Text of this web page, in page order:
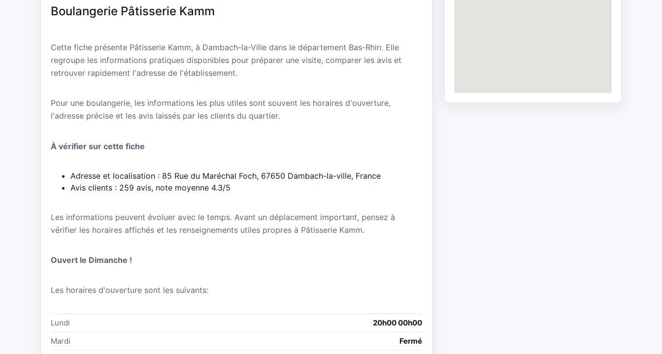
Boulangerie Pâtisserie Kamm
Cette fiche présente Pâtisserie Kamm, à Dambach-la-Ville dans le département Bas-Rhin. Elle
regroupe les informations pratiques disponibles pour préparer une visite, comparer les avis et
retrouver rapidement l'adresse de l'établissement.
Pour une boulangerie, les informations les plus utiles sont souvent les horaires d'ouverture,
l'adresse précise et les avis laissés par les clients du quartier.
À vérifier sur cette fiche
Adresse et localisation : 85 Rue du Maréchal Foch, 67650 Dambach-la-ville, France
Avis clients : 259 avis, note moyenne 4.3/5
Les informations peuvent évoluer avec le temps. Avant un déplacement important, pensez à
vérifier les horaires affichés et les renseignements utiles propres à Pâtisserie Kamm.
Ouvert le Dimanche !
Les horaires d'ouverture sont les suivants:
Lundi
20h00 00h00
Mardi
Fermé